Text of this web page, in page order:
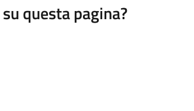
questa pagina?